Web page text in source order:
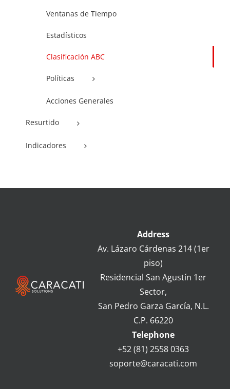
Ventanas de Tiempo
Estadísticos
Clasificación ABC
Políticas
Acciones Generales
Resurtido
Indicadores
Address
Av. Lázaro Cárdenas 214 (1er
piso)
Residencial San Agustín 1er
Sector,
San Pedro Garza García, N.L.
C.P. 66220
Telephone
+52 (81) 2558 0363
soporte@caracati.com